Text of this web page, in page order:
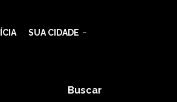
SUA CIDADE
Buscar